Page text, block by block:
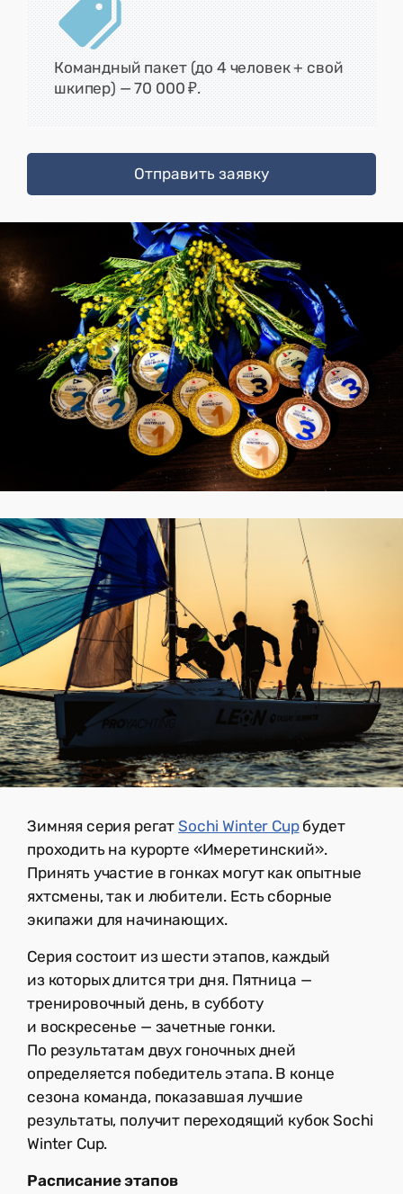
Командный пакет (до 4 человек + свой
шкипер) — 70 000 ₽.
Отправить заявку
Зимняя серия регатSochi Winter Cupбудет
проходить на курорте «Имеретинский».
Принять участие в гонках могут как опытные
яхтсмены, так и любители. Есть сборные
экипажи для начинающих.
Серия состоит из шести этапов, каждый
из которых длится три дня. Пятница —
тренировочный день, в субботу
и воскресенье — зачетные гонки.
По результатам двух гоночных дней
определяется победитель этапа. В конце
сезона команда, показавшая лучшие
результаты, получит переходящий кубок Sochi
Winter Cup.
Расписание этапов